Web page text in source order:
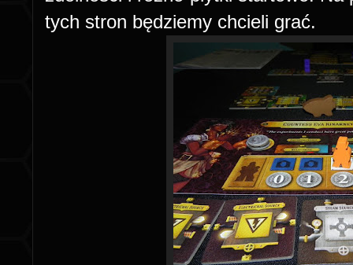
tych stron będziemy chcieli grać.